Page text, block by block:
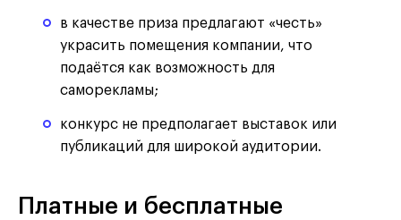
в качестве приза предлагают «честь»
украсить помещения компании, что
подаётся как возможность для
саморекламы;
конкурс не предполагает выставок или
публикаций для широкой аудитории.
Платные и бесплатные